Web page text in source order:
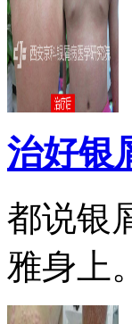
治好银
都说银
雅身上